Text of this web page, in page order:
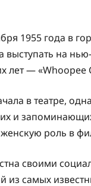
1955 года в
выступать на
лет — «Whoopee
в театре,
и
роль в
своими
из самых